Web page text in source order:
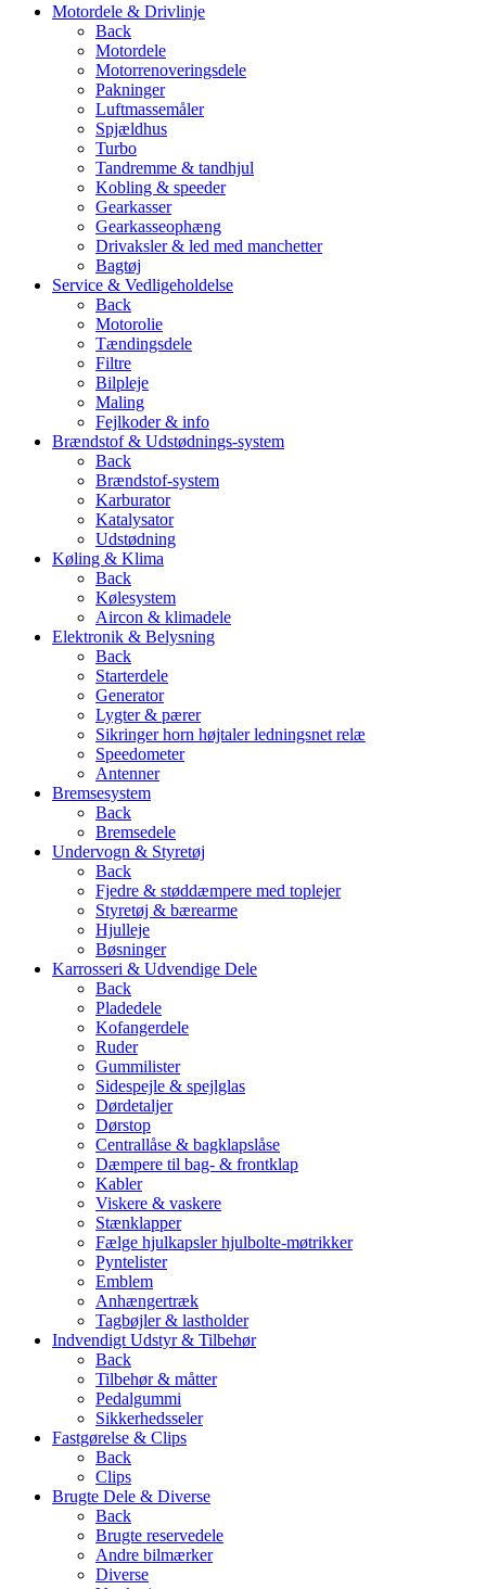
Motordele & Drivlinje
Back
Motordele
Motorrenoveringsdele
Pakninger
Luftmassemåler
Spjældhus
Turbo
Tandremme & tandhjul
Kobling & speeder
Gearkasser
Gearkasseophæng
Drivaksler & led med manchetter
Bagtøj
Service & Vedligeholdelse
Back
Motorolie
Tændingsdele
Filtre
Bilpleje
Maling
Fejlkoder & info
Brændstof & Udstødnings-system
Back
Brændstof-system
Karburator
Katalysator
Udstødning
Køling & Klima
Back
Kølesystem
Aircon & klimadele
Elektronik & Belysning
Back
Starterdele
Generator
Lygter & pærer
Sikringer horn højtaler ledningsnet relæ
Speedometer
Antenner
Bremsesystem
Back
Bremsedele
Undervogn & Styretøj
Back
Fjedre & støddæmpere med toplejer
Styretøj & bærearme
Hjulleje
Bøsninger
Karrosseri & Udvendige Dele
Back
Pladedele
Kofangerdele
Ruder
Gummilister
Sidespejle & spejlglas
Dørdetaljer
Dørstop
Centrallåse & bagklapslåse
Dæmpere til bag- & frontklap
Kabler
Viskere & vaskere
Stænklapper
Fælge hjulkapsler hjulbolte-møtrikker
Pyntelister
Emblem
Anhængertræk
Tagbøjler & lastholder
Indvendigt Udstyr & Tilbehør
Back
Tilbehør & måtter
Pedalgummi
Sikkerhedsseler
Fastgørelse & Clips
Back
Clips
Brugte Dele & Diverse
Back
Brugte reservedele
Andre bilmærker
Diverse